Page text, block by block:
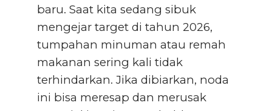
baru. Saat kita sedang sibuk
mengejar target di tahun 2026,
tumpahan minuman atau remah
makanan sering kali tidak
terhindarkan. Jika dibiarkan, noda
ini bisa meresap dan merusak